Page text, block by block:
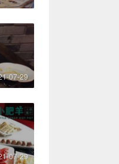
07-29
07-29